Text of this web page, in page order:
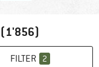
(1'856)
FILTER 2